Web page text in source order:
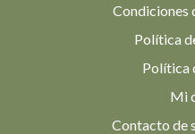
Condiciones
Política
Política
Mi
Contacto de